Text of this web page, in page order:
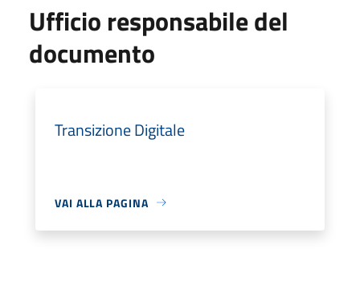
Ufficio responsabile del
documento
Transizione Digitale
VAI ALLA PAGINA